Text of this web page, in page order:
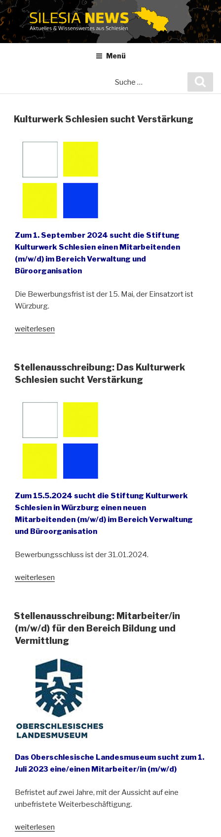
Zum
Inhalt
springen
Menü
Kulturwerk Schlesien sucht Verstärkung
Zum 1. September 2024 sucht die Stiftung
Kulturwerk Schlesien einen Mitarbeitenden
(m/w/d) im Bereich Verwaltung und
Büroorganisation
Die Bewerbungsfrist ist der 15. Mai, der Einsatzort ist
Würzburg.
„Kulturwerk
Verstärkung“
weiterlesen
Stellenausschreibung: Das Kulturwerk
Schlesien sucht Verstärkung
Zum 15.5.2024 sucht die Stiftung Kulturwerk
Schlesien in Würzburg einen neuen
Mitarbeitenden (m/w/d) im Bereich Verwaltung
und Büroorganisation
Bewerbungsschluss ist der 31.01.2024.
„Stellenausschreibung:
Schlesien
sucht
Verstärkung“
weiterlesen
Stellenausschreibung: Mitarbeiter/in
(m/w/d) für den Bereich Bildung und
Vermittlung
Das Oberschlesische Landesmuseum sucht zum 1.
Juli 2023 eine/einen Mitarbeiter/in (m/w/d)
Befristet auf zwei Jahre, mit der Aussicht auf eine
unbefristete Weiterbeschäftigung.
„Stellenausschreibung:
weiterlesen